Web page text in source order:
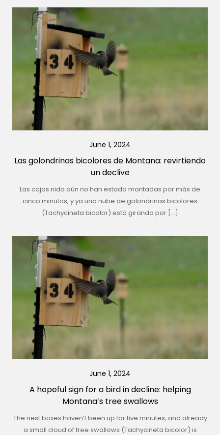
June 1, 2024
Las golondrinas bicolores de Montana: revirtiendo
un declive
Las cajas nido aún no han estado montadas por más de
cinco minutos, y ya una nube de golondrinas bicolores
(Tachycineta bicolor) está girando por […]
June 1, 2024
A hopeful sign for a bird in decline: helping
Montana’s tree swallows
The nest boxes haven’t been up for five minutes, and already
a small cloud of tree swallows (Tachycineta bicolor) is